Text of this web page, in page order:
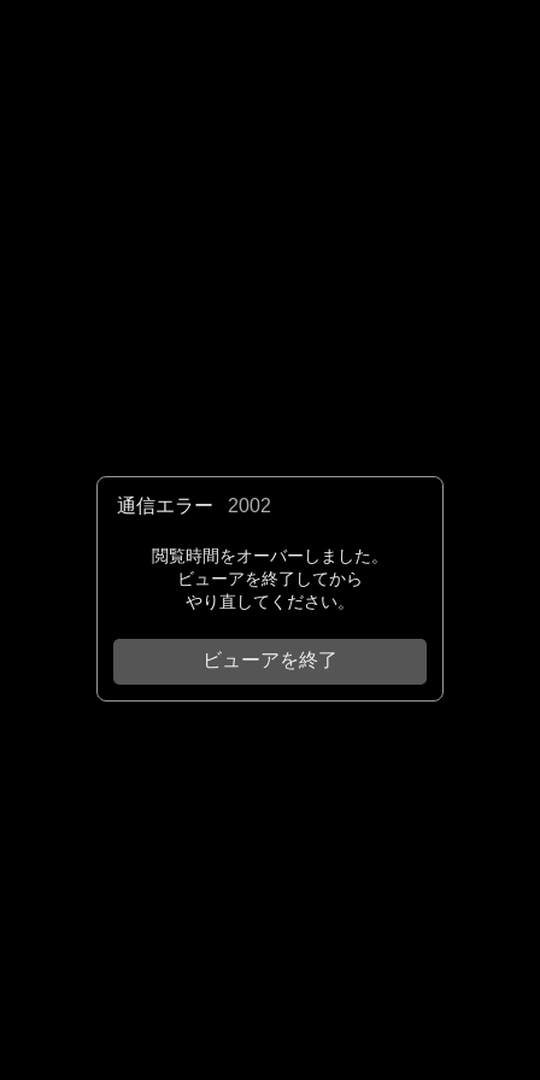
通信エラー 2002
閲覧時間をオーバーしました。
ビューアを終了してから
やり直してください。
ビューアを終了